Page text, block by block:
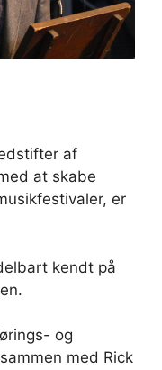
af
at skabe
er
kendt på
og
med Rick